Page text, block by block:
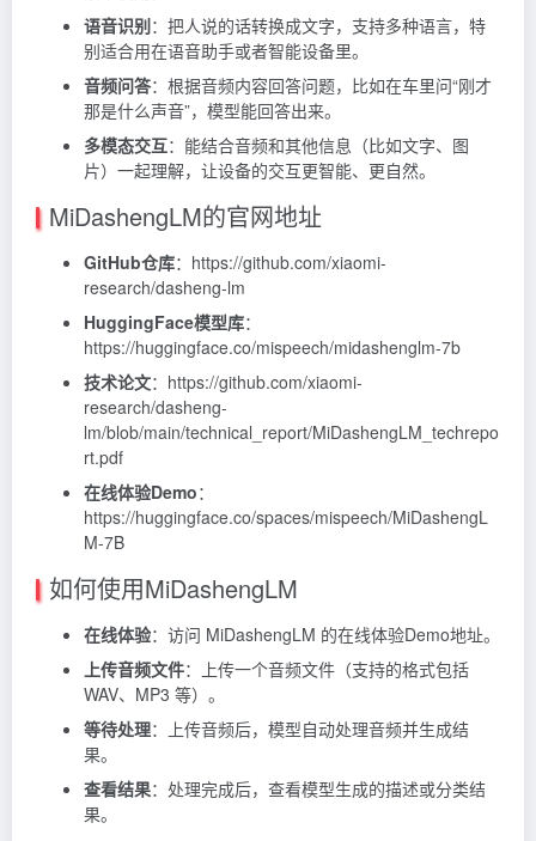
语音识别：把人说的话转换成文字，支持多种语言，特
别适合用在语音助手或者智能设备里。
音频问答：根据音频内容回答问题，比如在车里问“刚才
那是什么声音”，模型能回答出来。
多模态交互：能结合音频和其他信息（比如文字、图
片）一起理解，让设备的交互更智能、更自然。
MiDashengLM的官网地址
GitHub仓库：https://github.com/xiaomi-
research/dasheng-lm
HuggingFace模型库：
https://huggingface.co/mispeech/midashenglm-7b
技术论文：https://github.com/xiaomi-
research/dasheng-
lm/blob/main/technical_report/MiDashengLM_techrepo
rt.pdf
在线体验Demo：
https://huggingface.co/spaces/mispeech/MiDashengL
M-7B
如何使用MiDashengLM
在线体验：访问 MiDashengLM 的在线体验Demo地址。
上传音频文件：上传一个音频文件（支持的格式包括
WAV、MP3 等）。
等待处理：上传音频后，模型自动处理音频并生成结
果。
查看结果：处理完成后，查看模型生成的描述或分类结
果。